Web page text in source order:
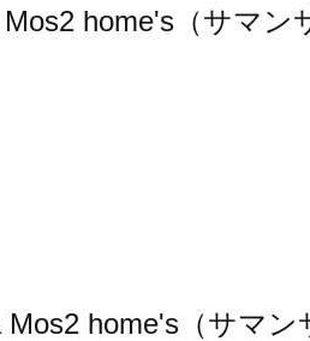
Mos2 home's（サマ
Mos2 home's（サマ